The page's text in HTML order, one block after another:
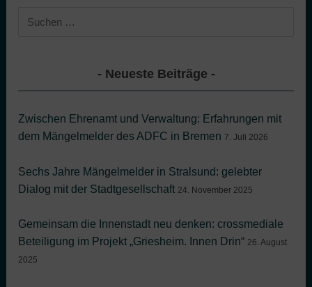
Suchen
Neueste Beiträge
Zwischen Ehrenamt und Verwaltung: Erfahrungen mit
dem Mängelmelder des ADFC in Bremen 7. Juli 2026
Sechs Jahre Mängelmelder in Stralsund: gelebter
Dialog mit der Stadtgesellschaft 24. November 2025
Gemeinsam die Innenstadt neu denken: crossmediale
Beteiligung im Projekt „Griesheim. Innen Drin“ 26. August
2025